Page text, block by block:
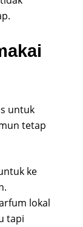
untuk
tetap
ke
lokal
tapi